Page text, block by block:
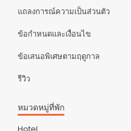
แถลงการณ์ความเป็นส่วนตัว
ข้อกำหนดและเงื่อนไข
ข้อเสนอพิเศษตามฤดูกาล
รีวิว
หมวดหมู่ที่พัก
Hotel